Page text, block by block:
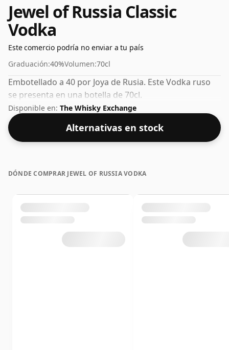
Jewel of Russia Classic
Vodka
Este comercio podría no enviar a tu país
Graduación:40%Volumen:70cl
Embotellado a 40 por Joya de Rusia. Este Vodka ruso
se presenta en una botella de 70cl.
Disponible en: The Whisky Exchange
Alternativas en stock
DÓNDE COMPRAR JEWEL OF RUSSIA VODKA